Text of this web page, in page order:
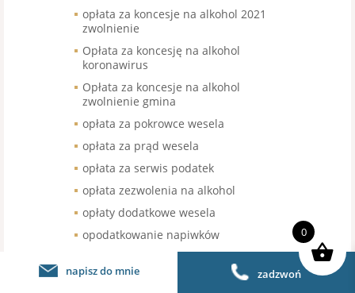
opłata za koncesje na alkohol 2021
zwolnienie
Opłata za koncesję na alkohol
koronawirus
Opłata za koncesje na alkohol
zwolnienie gmina
opłata za pokrowce wesela
opłata za prąd wesela
opłata za serwis podatek
opłata zezwolenia na alkohol
opłaty dodatkowe wesela
opodatkowanie napiwków
opodatkowanie sprzedaży kawy
organizacja pracy w gastronomii
napisz do mnie zadzwoń
0